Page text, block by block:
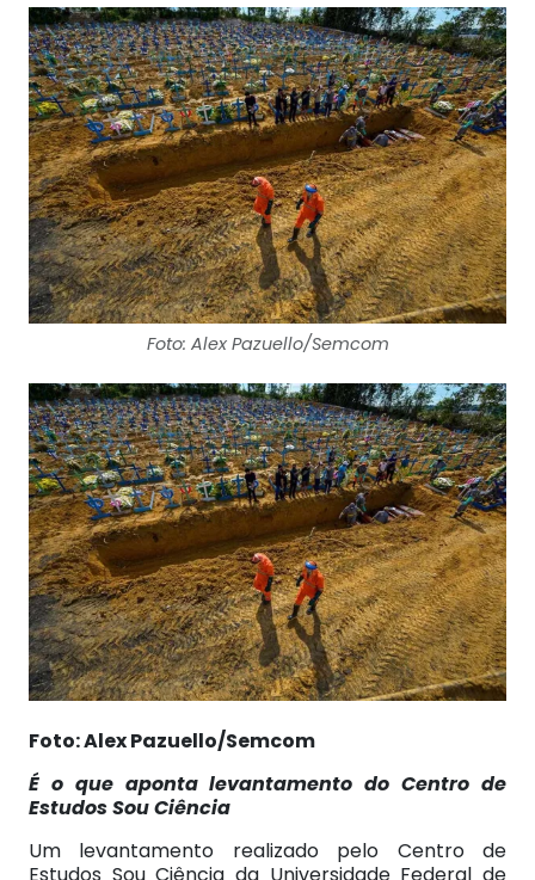
Foto: Alex Pazuello/Semcom
Foto: Alex Pazuello/Semcom
É o que aponta levantamento do Centro de
Estudos Sou Ciência
Um levantamento realizado pelo Centro de
Estudos Sou Ciência da Universidade Federal de